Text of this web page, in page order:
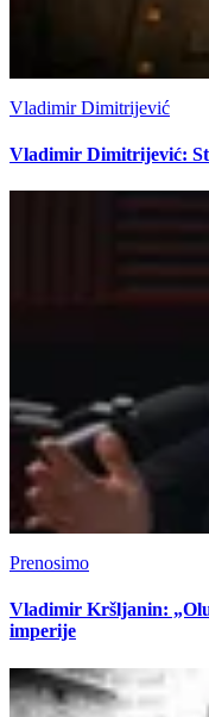
Vladimir Dimitrijević
Vladimir Dimitrijević:
Prenosimo
Vladimir Kršljanin:
imperije